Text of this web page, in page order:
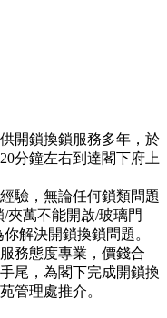
開鎖換鎖服務多年，於
分鐘左右到達閣下府上
驗，無論任何鎖類問題
夾萬不能開啟/玻璃門
解決開鎖換鎖問題。
務態度專業，價錢合
尾，為閣下完成開鎖換
管理處推介。